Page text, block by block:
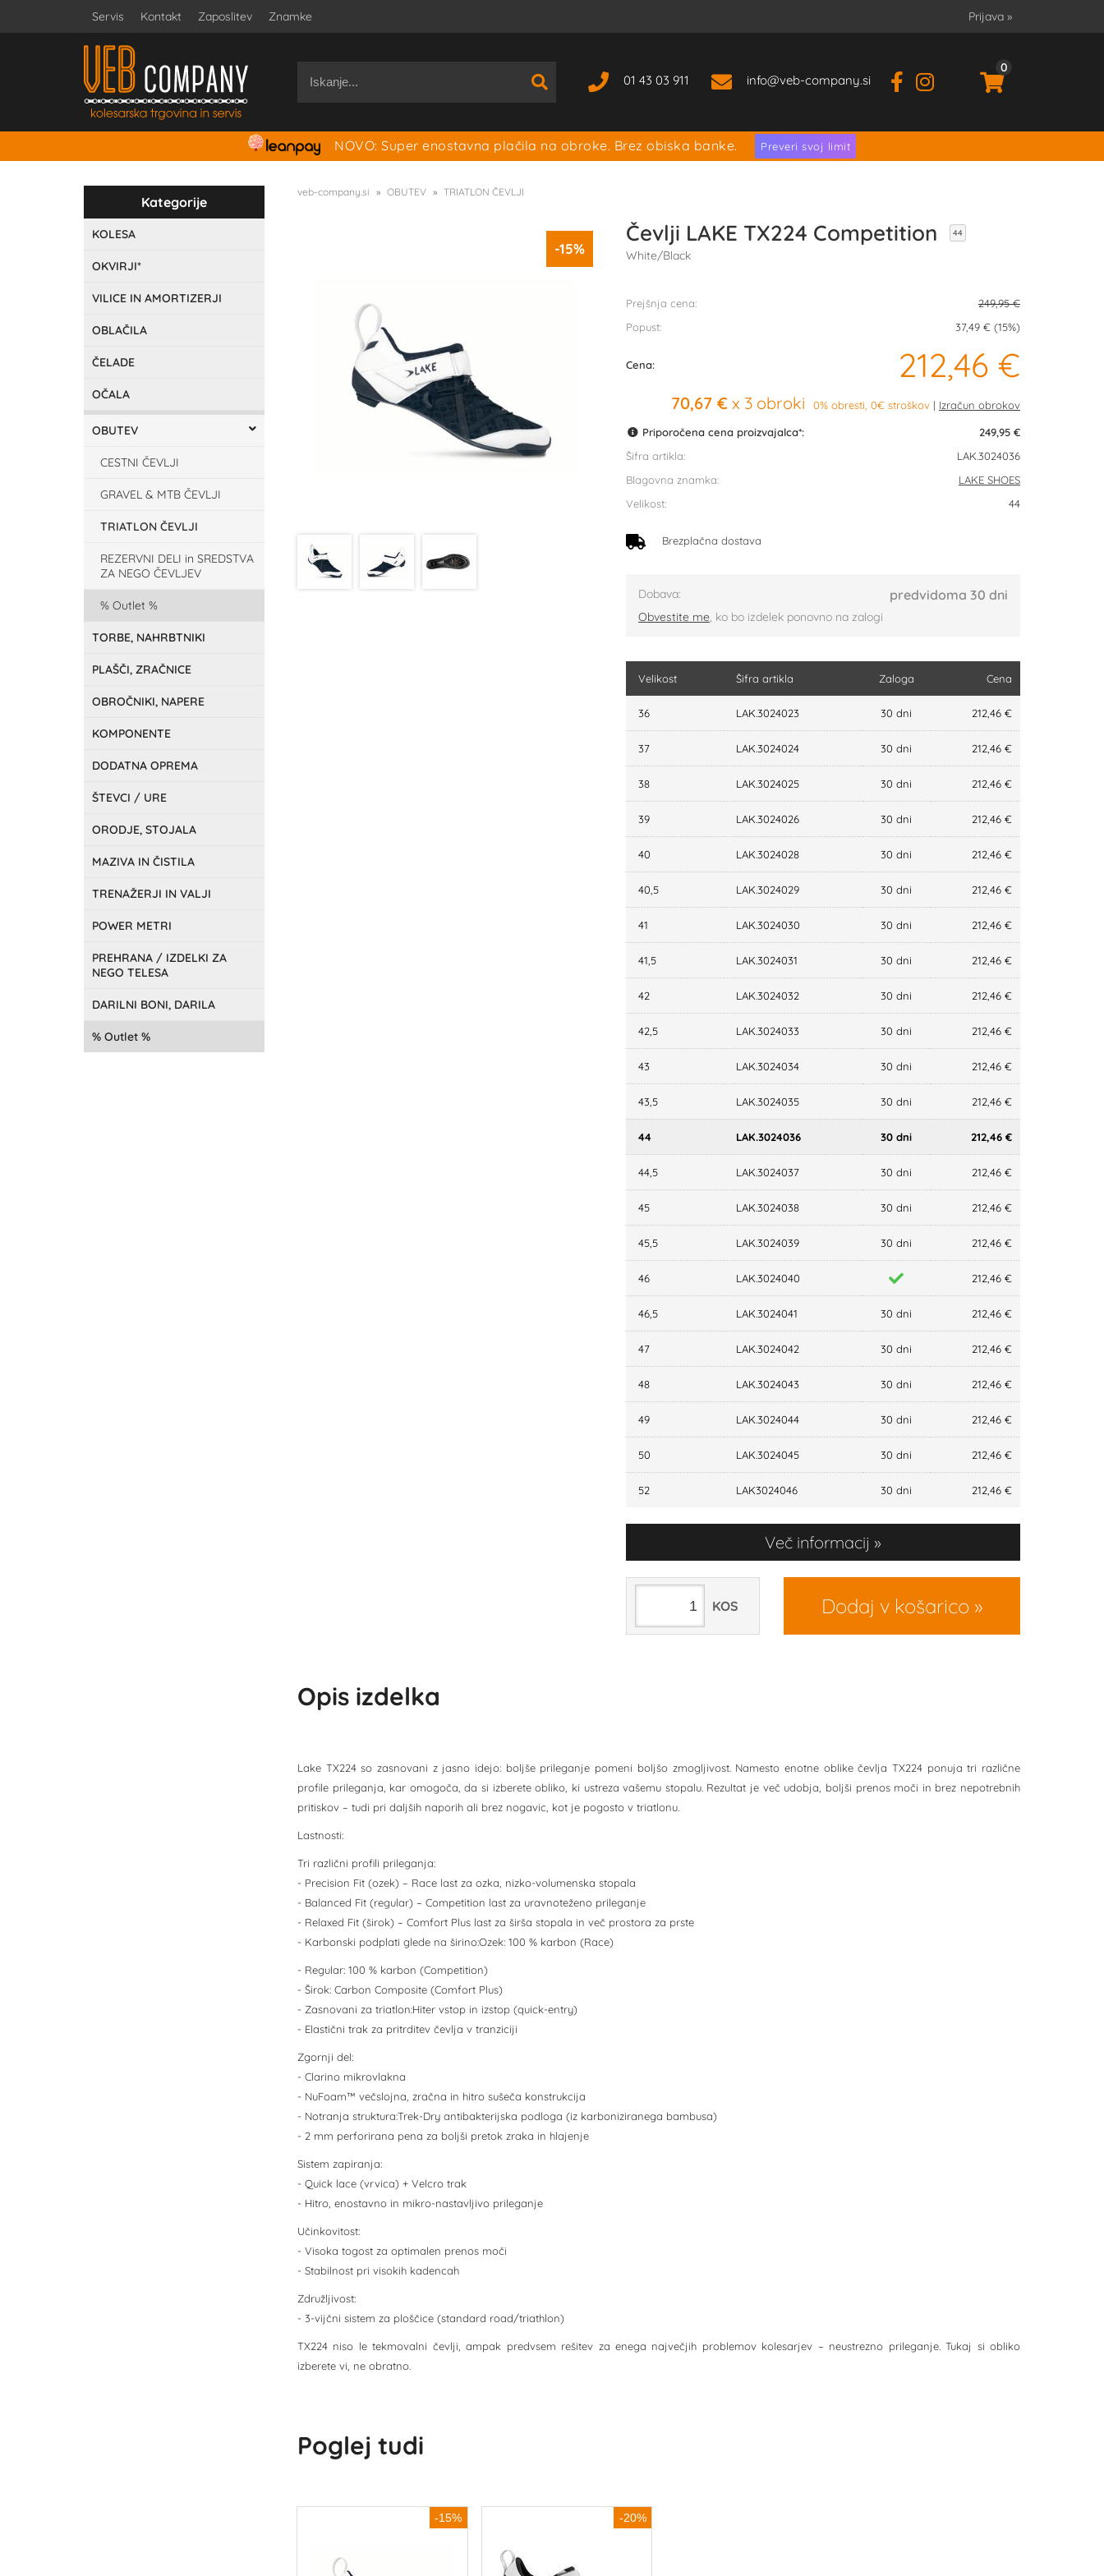
Servis Kontakt Zaposlitev Znamke Prijava »
01 43 03 911 info veb-company.si
0
NOVO: Super enostavna plačila na obroke. Brez obiska banke. Preveri svoj limit
Kategorije
KOLESA
OKVIRJI*
VILICE IN AMORTIZERJI
OBLAČILA
ČELADE
OČALA
OBUTEV
CESTNI ČEVLJI
GRAVEL & MTB ČEVLJI
TRIATLON ČEVLJI
REZERVNI DELI in SREDSTVA
ZA NEGO ČEVLJEV
Outlet
TORBE, NAHRBTNIKI
PLAŠČI, ZRAČNICE
OBROČNIKI, NAPERE
KOMPONENTE
DODATNA OPREMA
ŠTEVCI / URE
ORODJE, STOJALA
MAZIVA IN ČISTILA
TRENAŽERJI IN VALJI
POWER METRI
PREHRANA / IZDELKI ZA
NEGO TELESA
DARILNI BONI, DARILA
Outlet
veb-company.si OBUTEV TRIATLON ČEVLJI
Čevlji LAKE TX224 Competition 44
White/Black
-15%
Prejšnja cena:
249,95 €
Popust:
37,49 € (15%)
Cena: 212,46 €
70,67 € x 3 obroki 0% obresti, 0€ stroškov
Priporočena cena proizvajalca*:
249,95 €
Šifra artikla:
LAK.3024036
Blagovna znamka:
LAKE SHOES
Velikost:
44
Brezplačna dostava
Dobava: predvidoma 30 dni
Obvestite me, ko bo izdelek ponovno na zalogi
Velikost Šifra artikla Zaloga Cena
36 LAK.3024023 30 dni 212,46 €
37 LAK.3024024 30 dni 212,46 €
38 LAK.3024025 30 dni 212,46 €
39 LAK.3024026 30 dni 212,46 €
40 LAK.3024028 30 dni 212,46 €
40,5 LAK.3024029 30 dni 212,46 €
41 LAK.3024030 30 dni 212,46 €
41,5 LAK.3024031 30 dni 212,46 €
42 LAK.3024032 30 dni 212,46 €
42,5 LAK.3024033 30 dni 212,46 €
43 LAK.3024034 30 dni 212,46 €
43,5 LAK.3024035 30 dni 212,46 €
44 LAK.3024036 30 dni 212,46 €
44,5 LAK.3024037 30 dni 212,46 €
45 LAK.3024038 30 dni 212,46 €
45,5 LAK.3024039 30 dni 212,46 €
46 LAK.3024040 212,46 €
46,5 LAK.3024041 30 dni 212,46 €
47 LAK.3024042 30 dni 212,46 €
48 LAK.3024043 30 dni 212,46 €
49 LAK.3024044 30 dni 212,46 €
50 LAK.3024045 30 dni 212,46 €
52 LAK3024046 30 dni 212,46 €
Več informacij
Dodaj v košarico
KOS
Opis izdelka
Lake TX224 so zasnovani z jasno idejo: boljše prileganje pomeni boljšo zmogljivost. Namesto enotne oblike čevlja TX224 ponuja tri različne
profile prileganja, kar omogoča, da si izberete obliko, ki ustreza vašemu stopalu. Rezultat je več udobja, boljši prenos moči in brez nepotrebnih
pritiskov – tudi pri daljših naporih ali brez nogavic, kot je pogosto v triatlonu.
Lastnosti:
Tri različni profili prileganja:
- Precision Fit (ozek) – Race last za ozka, nizko-volumenska stopala
- Balanced Fit (regular) – Competition last za uravnoteženo prileganje
- Relaxed Fit (širok) – Comfort Plus last za širša stopala in več prostora za prste
- Karbonski podplati glede na širino:Ozek: 100 % karbon (Race)
- Regular: 100 % karbon (Competition)
- Širok: Carbon Composite (Comfort Plus)
- Zasnovani za triatlon:Hiter vstop in izstop (quick-entry)
- Elastični trak za pritrditev čevlja v tranziciji
Zgornji del:
- Clarino mikrovlakna
- NuFoam™ večslojna, zračna in hitro sušeča konstrukcija
- Notranja struktura:Trek-Dry antibakterijska podloga (iz karboniziranega bambusa)
- 2 mm perforirana pena za boljši pretok zraka in hlajenje
Sistem zapiranja:
- Quick lace (vrvica) + Velcro trak
- Hitro, enostavno in mikro-nastavljivo prileganje
Učinkovitost:
- Visoka togost za optimalen prenos moči
- Stabilnost pri visokih kadencah
Združljivost:
- 3-vijčni sistem za ploščice (standard road/triathlon)
TX224 niso le tekmovalni čevlji, ampak predvsem rešitev za enega največjih problemov kolesarjev – neustrezno prileganje. Tukaj si obliko
izberete vi, ne obratno.
Poglej tudi
-15% -20%